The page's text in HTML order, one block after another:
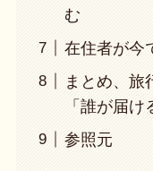
む
在住者が今
まとめ、旅
「誰が届
参照元